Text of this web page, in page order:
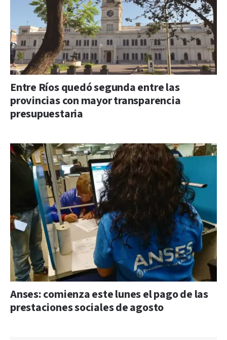
Entre Ríos quedó segunda entre las
provincias con mayor transparencia
presupuestaria
Anses: comienza este lunes el pago de las
prestaciones sociales de agosto